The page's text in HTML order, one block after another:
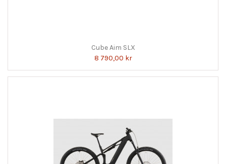
Cube Aim SLX
8 790,00 kr